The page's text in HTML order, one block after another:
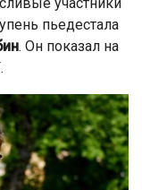
пьедестала
. Он показал на